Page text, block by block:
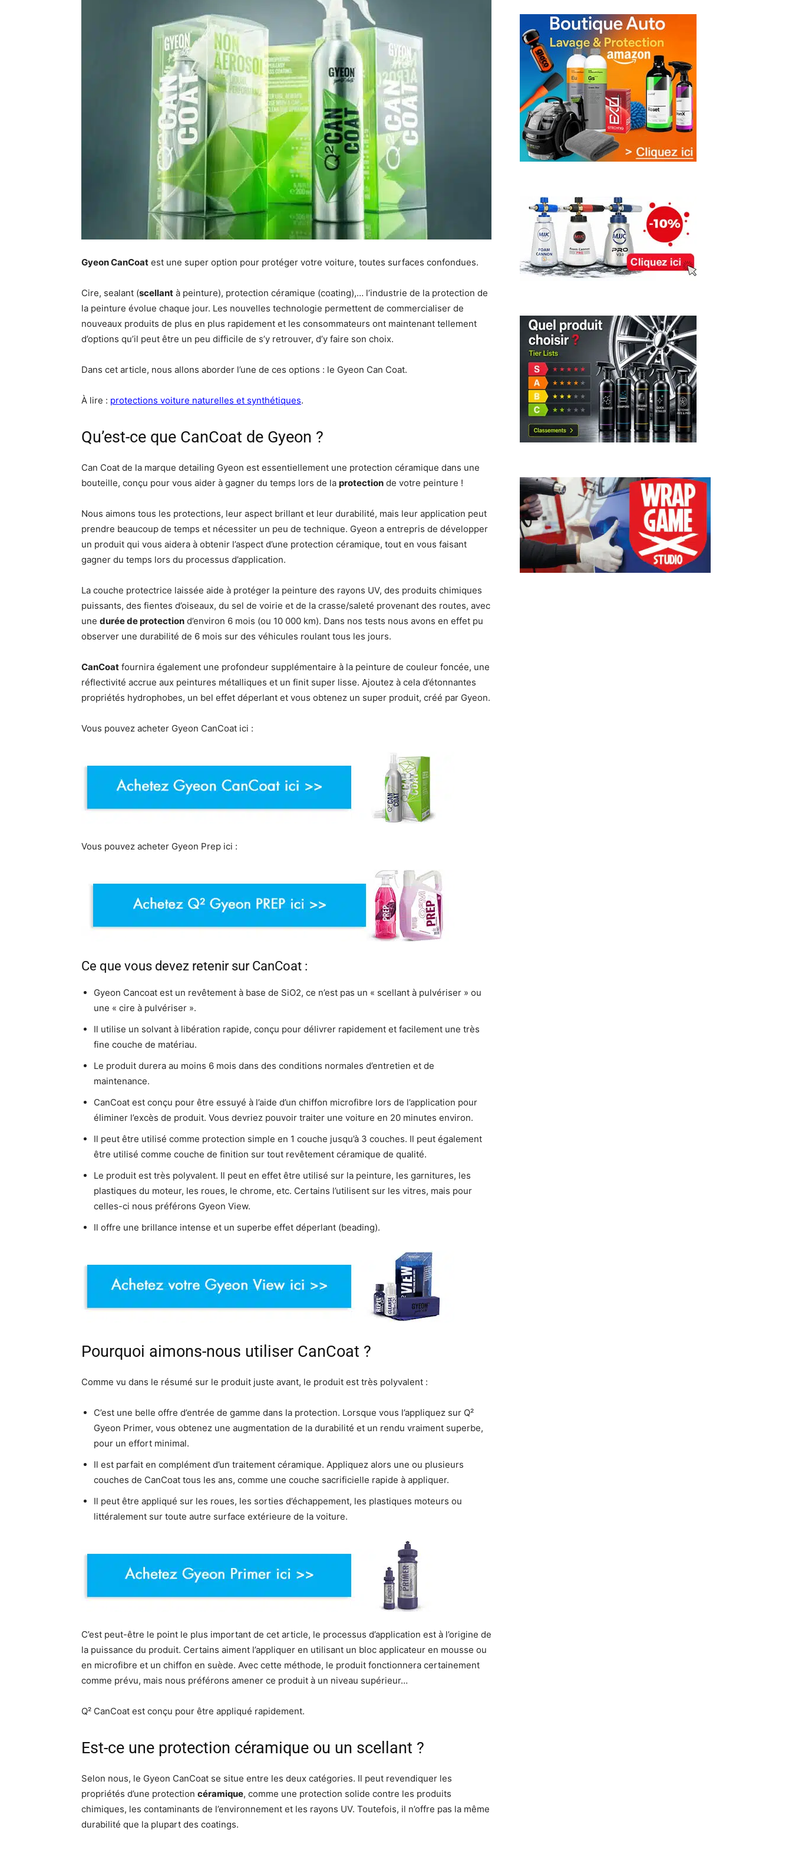
Gyeon CanCoat est une super option pour protéger votre voiture, toutes surfaces confondues.
Cire, sealant (scellant à peinture), protection céramique (coating),… l’industrie de la protection de
la peinture évolue chaque jour. Les nouvelles technologie permettent de commercialiser de
nouveaux produits de plus en plus rapidement et les consommateurs ont maintenant tellement
d’options qu’il peut être un peu difficile de s’y retrouver, d’y faire son choix.
Dans cet article, nous allons aborder l’une de ces options : le Gyeon Can Coat.
À lire : protections voiture naturelles et synthétiques.
Qu’est-ce que CanCoat de Gyeon ?
Can Coat de la marque detailing Gyeon est essentiellement une protection céramique dans une
bouteille, conçu pour vous aider à gagner du temps lors de la protection de votre peinture !
Nous aimons tous les protections, leur aspect brillant et leur durabilité, mais leur application peut
prendre beaucoup de temps et nécessiter un peu de technique. Gyeon a entrepris de développer
un produit qui vous aidera à obtenir l’aspect d’une protection céramique, tout en vous faisant
gagner du temps lors du processus d’application.
La couche protectrice laissée aide à protéger la peinture des rayons UV, des produits chimiques
puissants, des fientes d’oiseaux, du sel de voirie et de la crasse/saleté provenant des routes, avec
une durée de protection d’environ 6 mois (ou 10 000 km). Dans nos tests nous avons en effet pu
observer une durabilité de 6 mois sur des véhicules roulant tous les jours.
CanCoat fournira également une profondeur supplémentaire à la peinture de couleur foncée, une
réflectivité accrue aux peintures métalliques et un finit super lisse. Ajoutez à cela d’étonnantes
propriétés hydrophobes, un bel effet déperlant et vous obtenez un super produit, créé par Gyeon.
Vous pouvez acheter Gyeon CanCoat ici :
Vous pouvez acheter Gyeon Prep ici :
Ce que vous devez retenir sur CanCoat :
Gyeon Cancoat est un revêtement à base de SiO2, ce n’est pas un « scellant à pulvériser » ou
une « cire à pulvériser ».
Il utilise un solvant à libération rapide, conçu pour délivrer rapidement et facilement une très
fine couche de matériau.
Le produit durera au moins 6 mois dans des conditions normales d’entretien et de
maintenance.
CanCoat est conçu pour être essuyé à l’aide d’un chiffon microfibre lors de l’application pour
éliminer l’excès de produit. Vous devriez pouvoir traiter une voiture en 20 minutes environ.
Il peut être utilisé comme protection simple en 1 couche jusqu’à 3 couches. Il peut également
être utilisé comme couche de finition sur tout revêtement céramique de qualité.
Le produit est très polyvalent. Il peut en effet être utilisé sur la peinture, les garnitures, les
plastiques du moteur, les roues, le chrome, etc. Certains l’utilisent sur les vitres, mais pour
celles-ci nous préférons Gyeon View.
Il offre une brillance intense et un superbe effet déperlant (beading).
Pourquoi aimons-nous utiliser CanCoat ?
Comme vu dans le résumé sur le produit juste avant, le produit est très polyvalent :
C’est une belle offre d’entrée de gamme dans la protection. Lorsque vous l’appliquez sur Q²
Gyeon Primer, vous obtenez une augmentation de la durabilité et un rendu vraiment superbe,
pour un effort minimal.
Il est parfait en complément d’un traitement céramique. Appliquez alors une ou plusieurs
couches de CanCoat tous les ans, comme une couche sacrificielle rapide à appliquer.
Il peut être appliqué sur les roues, les sorties d’échappement, les plastiques moteurs ou
littéralement sur toute autre surface extérieure de la voiture.
C’est peut-être le point le plus important de cet article, le processus d’application est à l’origine de
la puissance du produit. Certains aiment l’appliquer en utilisant un bloc applicateur en mousse ou
en microfibre et un chiffon en suède. Avec cette méthode, le produit fonctionnera certainement
comme prévu, mais nous préférons amener ce produit à un niveau supérieur…
Q² CanCoat est conçu pour être appliqué rapidement.
Est-ce une protection céramique ou un scellant ?
Selon nous, le Gyeon CanCoat se situe entre les deux catégories. Il peut revendiquer les
propriétés d’une protection céramique, comme une protection solide contre les produits
chimiques, les contaminants de l’environnement et les rayons UV. Toutefois, il n’offre pas la même
durabilité que la plupart des coatings.